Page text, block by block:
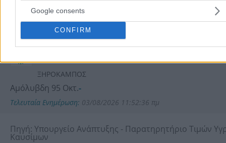
Google consents
CONFIRM
Αμόλυβδη 95 Οκτ. -
Τελευταία Ενημέρωση: 08/08/2026 6:39:37 πμ
ΔΙΑΝΟΜΕΣ ΥΓΡΩΝ ΚΑΥΣΙΜΩΝ
ΚΡΗΤΗΣ ΜΟΝΟΠΡΟΣΩΠΗ Α.Ε
ΞΗΡΟΚΑΜΠΟΣ
Αμόλυβδη 95 Οκτ.-
Τελευταία Ενημέρωση: 03/08/2026 11:52:36 πμ
Πηγή: Υπουργείο Ανάπτυξης - Παρατηρητήριο Τιμών
Καυσίμων